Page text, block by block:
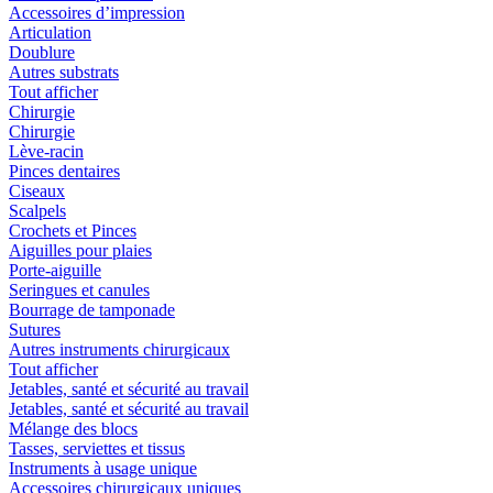
Accessoires d’impression
Articulation
Doublure
Autres substrats
Tout afficher
Chirurgie
Chirurgie
Lève-racin
Pinces dentaires
Ciseaux
Scalpels
Crochets et Pinces
Aiguilles pour plaies
Porte-aiguille
Seringues et canules
Bourrage de tamponade
Sutures
Autres instruments chirurgicaux
Tout afficher
Jetables, santé et sécurité au travail
Jetables, santé et sécurité au travail
Mélange des blocs
Tasses, serviettes et tissus
Instruments à usage unique
Accessoires chirurgicaux uniques